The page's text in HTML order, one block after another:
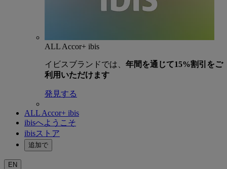
ALL Accor+ ibis
イビスブランドでは、 年間を通じて15%割引をご
利用いただけます
発見する
ALL Accor+ ibis
ibisへようこそ
ibisストア
追加で
EN